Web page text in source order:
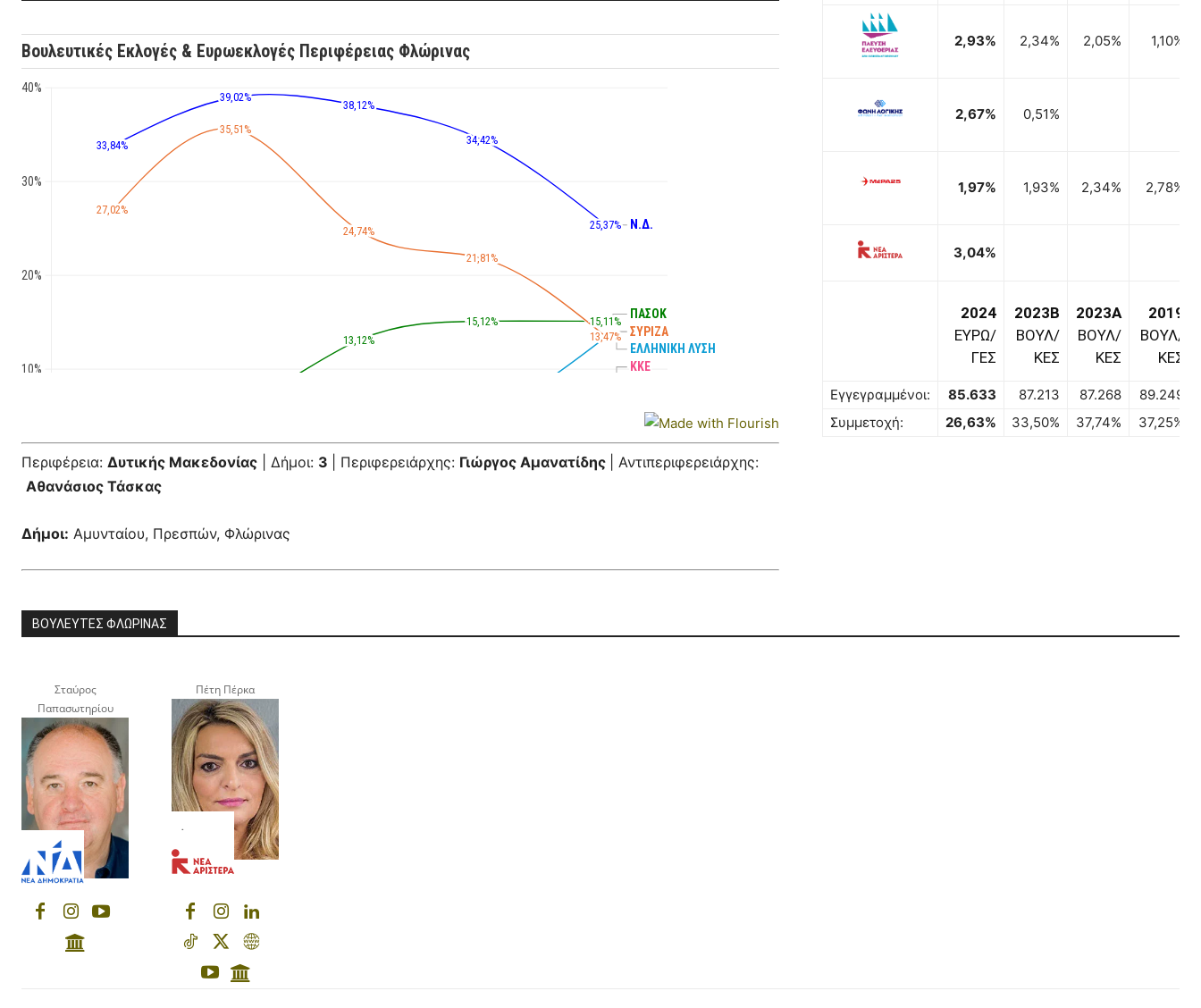
Περιφέρεια: Δυτικής Μακεδονίας | Δήμοι: 3 | Περιφερειάρχης: Γιώργος Αμανατίδης
| Αντιπεριφερειάρχης:
Αθανάσιος Τάσκας
Δήμοι: Αμυνταίου, Πρεσπών, Φλώρινας
2,93% 2,34% 2,05% 1,10%
2,67% 0,51%
1,97% 1,93% 2,34% 2,78%
3,04%
2024
ΕΥΡΩ/
ΓΕΣ
2023B
ΒΟΥΛ/
ΚΕΣ
2023A
ΒΟΥΛ/
ΚΕΣ
2019
ΒΟΥΛ/
ΚΕΣ
Εγγεγραμμένοι: 85.633 87.213 87.268
89.249
Συμμετοχή:
26,63% 33,50% 37,74% 37,25%
ΒΟΥΛΕΥΤΕΣ ΦΛΩΡΙΝΑΣ
Σταύρος
Παπασωτηρίου
Πέτη Πέρκα